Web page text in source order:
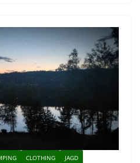
CLOTHING
JAGD